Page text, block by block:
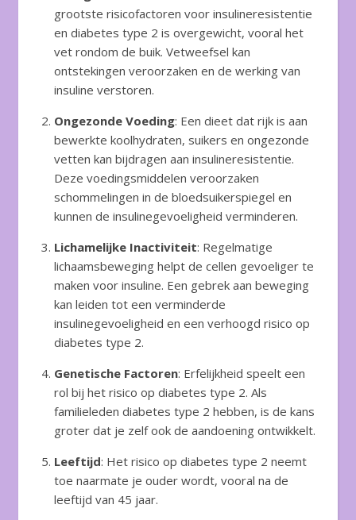
grootste risicofactoren voor insulineresistentie
en diabetes type 2 is overgewicht, vooral het
vet rondom de buik. Vetweefsel kan
ontstekingen veroorzaken en de werking van
insuline verstoren.
Ongezonde Voeding: Een dieet dat rijk is aan
bewerkte koolhydraten, suikers en ongezonde
vetten kan bijdragen aan insulineresistentie.
Deze voedingsmiddelen veroorzaken
schommelingen in de bloedsuikerspiegel en
kunnen de insulinegevoeligheid verminderen.
Lichamelijke Inactiviteit: Regelmatige
lichaamsbeweging helpt de cellen gevoeliger te
maken voor insuline. Een gebrek aan beweging
kan leiden tot een verminderde
insulinegevoeligheid en een verhoogd risico op
diabetes type 2.
Genetische Factoren: Erfelijkheid speelt een
rol bij het risico op diabetes type 2. Als
familieleden diabetes type 2 hebben, is de kans
groter dat je zelf ook de aandoening ontwikkelt.
Leeftijd: Het risico op diabetes type 2 neemt
toe naarmate je ouder wordt, vooral na de
leeftijd van 45 jaar.